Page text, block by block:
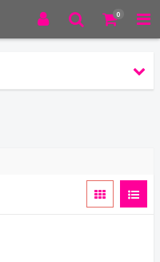
0